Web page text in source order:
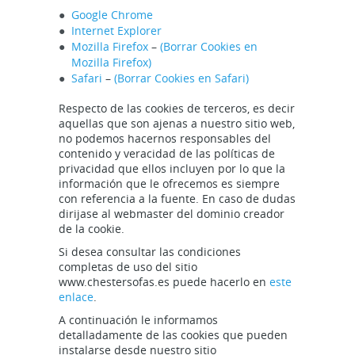
Google Chrome
Internet Explorer
Mozilla Firefox – (Borrar Cookies en
Mozilla Firefox)
Safari – (Borrar Cookies en Safari)
Respecto de las cookies de terceros, es decir
aquellas que son ajenas a nuestro sitio web,
no podemos hacernos responsables del
contenido y veracidad de las políticas de
privacidad que ellos incluyen por lo que la
información que le ofrecemos es siempre
con referencia a la fuente. En caso de dudas
dirijase al webmaster del dominio creador
de la cookie.
Si desea consultar las condiciones
completas de uso del sitio
www.chestersofas.es puede hacerlo en este
enlace.
A continuación le informamos
detalladamente de las cookies que pueden
instalarse desde nuestro sitio